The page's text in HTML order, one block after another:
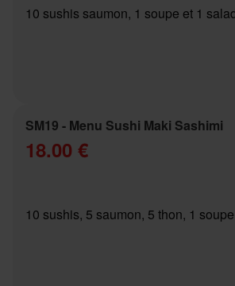
10 sushis saumon, 1 soupe et 1
SM19 - Menu Sushi Maki Sashimi
18.00 €
10 sushis, 5 saumon, 5 thon, 1